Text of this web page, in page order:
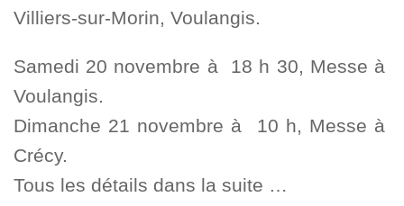
Villiers-sur-Morin, Voulangis.
Samedi 20 novembre à 18 h 30, Messe à
Voulangis.
Dimanche 21 novembre à 10 h, Messe à
Crécy.
Tous les détails dans la suite …